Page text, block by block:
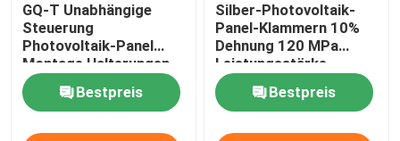
Justierbare Sonnenkollektor-Klammer
Sonnenkollektor-Reparierenklammern
GQ-T Unabhängige
Steuerung
Photovoltaik-Panel
Montage Halterungen
Intelligente Verfolgung
Bestpreis
Silber-Photovoltaik-
Panel-Klammern 10%
Dehnung 120 MPa
Leistungsstärke
Bestpreis